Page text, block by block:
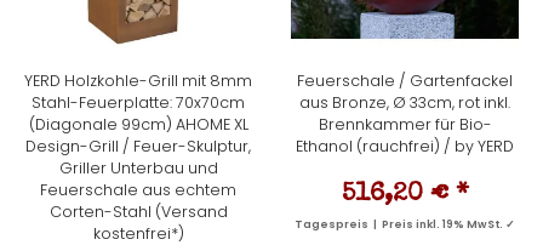
YERD Holzkohle-Grill mit 8mm
Stahl-Feuerplatte: 70x70cm
(Diagonale 99cm) AHOME XL
Design-Grill / Feuer-Skulptur,
Griller Unterbau und
Feuerschale aus echtem
Corten-Stahl (Versand
kostenfrei*)
Feuerschale / Gartenfackel
aus Bronze, Ø 33cm, rot inkl.
Brennkammer für Bio-
Ethanol (rauchfrei) / by YERD
516,20 € *
Tagespreis | Preis inkl. 19% MwSt. ✓